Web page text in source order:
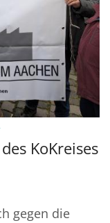
:
KoKreises
gegen die